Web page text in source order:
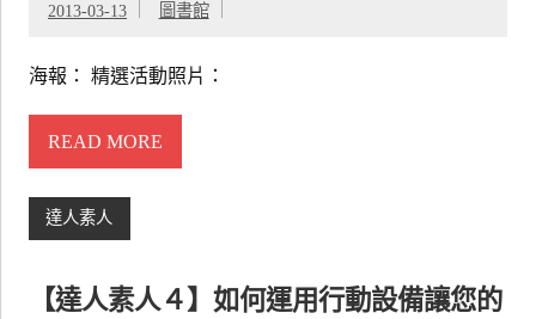
2013-03-13 圖書館
海報： 精選活動照片：
READ MORE
達人素人
【達人素人４】如何運用行動設備讓您的